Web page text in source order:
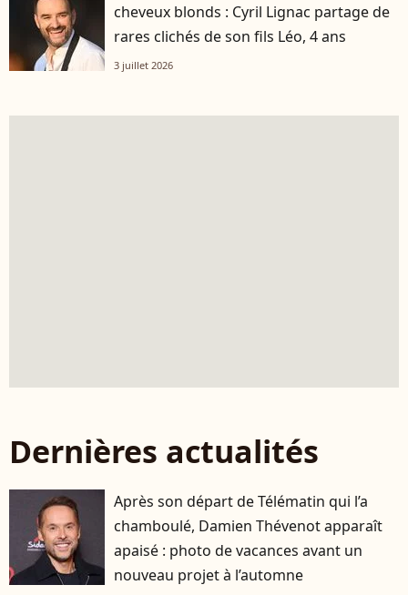
cheveux blonds : Cyril Lignac partage de
rares clichés de son fils Léo, 4 ans
3 juillet 2026
Dernières actualités
Après son départ de Télématin qui l’a
chamboulé, Damien Thévenot apparaît
apaisé : photo de vacances avant un
nouveau projet à l’automne